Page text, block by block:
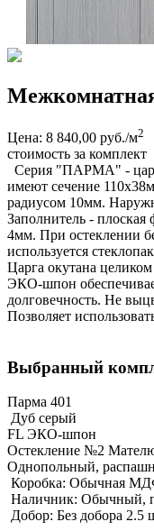
Цена: 8 840,00 руб./м2
стоимость за комплект
Серия "ПАРМА" -
имеют сечение
радиусом 10мм.
Заполнитель -
4мм. При остеклении
используется
Царга окутана
ЭКО-шпон
долговечность. Не
Позволяет
Выбранный
Парма 401
Дуб серый
FL ЭКО-шпон
Остекление №2
Однопольный,
Коробка: Обычная
Наличник: Обычный,
Добор: Без добора 2.5